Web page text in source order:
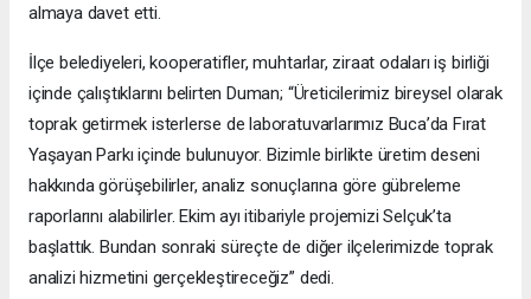
almaya davet etti.
İlçe belediyeleri, kooperatifler, muhtarlar, ziraat odaları iş birliği
içinde çalıştıklarını belirten Duman; “Üreticilerimiz bireysel olarak
toprak getirmek isterlerse de laboratuvarlarımız Buca’da Fırat
Yaşayan Parkı içinde bulunuyor. Bizimle birlikte üretim deseni
hakkında görüşebilirler, analiz sonuçlarına göre gübreleme
raporlarını alabilirler. Ekim ayı itibariyle projemizi Selçuk’ta
başlattık. Bundan sonraki süreçte de diğer ilçelerimizde toprak
analizi hizmetini gerçekleştireceğiz” dedi.